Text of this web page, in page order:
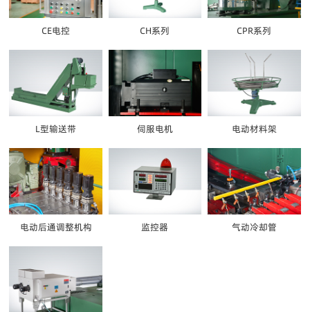
CE电控 CH系列 CPR系列
L型输送带 伺服电机 电动材料架
电动后通调整机构 监控器 气动冷却管